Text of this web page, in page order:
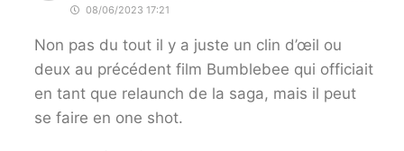
08/06/2023 17:21
Non pas du tout il y a juste un clin d’œil ou
deux au précédent film Bumblebee qui officiait
en tant que relaunch de la saga, mais il peut
se faire en one shot.